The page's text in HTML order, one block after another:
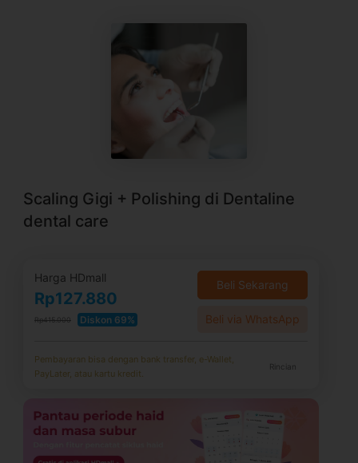
Scaling Gigi + Polishing di Dentaline
dental care
Harga HDmall
Rp127.880
Rp415.000 Diskon 69%
Beli Sekarang
Beli via WhatsApp
Pembayaran bisa dengan bank transfer, e-Wallet,
PayLater, atau kartu kredit.
Rincian